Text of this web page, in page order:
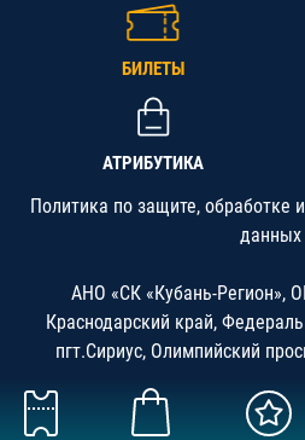
БИЛЕТЫ
АТРИБУТИКА
Политика по защите, обработке
данных
АНО «СК «Кубань-Регион»,
Краснодарский край,
пгт.Сириус, Олимпийский